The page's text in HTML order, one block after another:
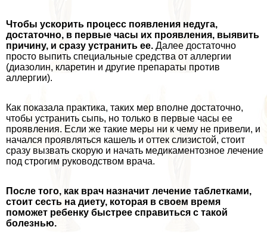
Чтобы ускорить процесс появления недуга,
достаточно, в первые часы их проявления, выявить
причину, и сразу устранить ее. Далее достаточно
просто выпить специальные средства от аллергии
(диазолин, кларетин и другие препараты против
аллергии).
Как показала пpaктика, таких мер вполне достаточно,
чтобы устранить сыпь, но только в первые часы ее
проявления. Если же такие меры ни к чему не привели, и
начался проявляться кашель и оттек слизистой, стоит
сразу вызвать скорую и начать медикаментозное лечение
под строгим руководством врача.
После того, как врач назначит лечение таблетками,
стоит сесть на диету, которая в своем время
поможет ребенку быстрее справиться с такой
болезнью.